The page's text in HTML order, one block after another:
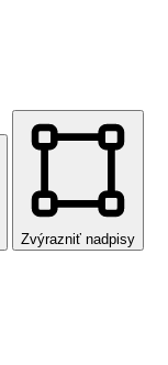
Zvýrazniť nadpisy